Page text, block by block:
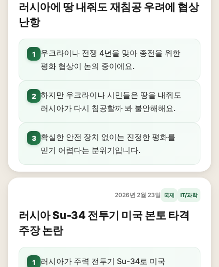
러시아에 땅 내줘도 재침공 우려에 협상
난항
1
우크라이나 전쟁 4년을 맞아 종전을 위한
평화 협상이 논의 중이에요.
2 하지만 우크라이나 시민들은 땅을 내줘도
러시아가 다시 침공할까 봐 불안해해요.
3
확실한 안전 장치 없이는 진정한 평화를
믿기 어렵다는 분위기입니다.
2026년 2월 23일 국제 IT/과학
러시아 Su-34 전투기 미국 본토 타격
주장 논란
1
러시아가 주력 전투기 Su-34로 미국